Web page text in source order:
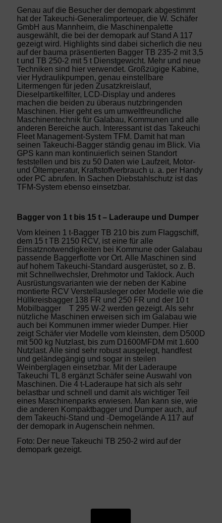
Genau auf die Besucher der demopark abgestimmt
hat der Takeuchi-Generalimporteuer, die W. Schäfer
GmbH aus Mannheim, die Maschinenpalette
ausgewählt, die bei der demopark auf Stand A 117
gezeigt wird. Highlights sind dabei sicherlich die neu
auf der bauma präsentierten Bagger TB 235-2 mit 3,5
t und TB 250-2 mit 5 t Dienstgewicht. Mehr und neue
Techniken sind hier verwendet. Großzügige Kabine,
vier Hydraulikpumpen, genau einstellbare
Litermengen für jeden Zusatzkreislauf,
Dieselpartikelfilter, LCD-Display und anderes
machen die beiden zu überaus nutzbringenden
Maschinen. Hier geht es um umweltfreundliche
Maschinentechnik für Galabau, Kommunen und alle
anderen Bereiche auch. Interessant ist das Takeuchi
Fleet Management-System TFM. Damit hat man
seinen Takeuchi-Bagger ständig genau im Blick. Via
GPS kann man kontinuierlich seinen Standort
feststellen und bis zu 50 Daten wie Laufzeit, Motor-
und Öltemperatur, Kraftstoffverbrauch u. a. per Handy
oder PC abrufen. In Sachen Diebstahlschutz ist das
TFM-System ebenso einsetzbar.
Bagger von 1 t bis 15 t – Laderaupe und Dumper
Vom kleinen 1 t-Bagger TB 210 bis zum Flaggschiff,
dem 15 t TB 2150 RCV, ist eine für alle
Einsatznotwendigkeiten bei Kommune oder Galabau
passende Baggerflotte vor Ort. Alle Maschinen sind
auf hohem Takeuchi-Standard ausgerüstet, so z. B.
mit Schnellwechsler, Drehmotor und Taklock. Auch
Ausrüstungsvarianten wie der neben der Kabine
montierte RCV Verstellausleger oder Modelle wie die
Hüllkreisbagger 138 FR und 250 FR und der 10 t
Mobilbagger T 295 W-2 werden gezeigt. Als sehr
nützliche Maschinen erweisen sich im Galabau wie
auch bei Kommunen immer wieder Dumper. Hier
zeigt Schäfer vier Modelle vom kleinsten, dem D500D
mit 500 kg Nutzlast, bis zum D1600MFDM mit 1.600
Nutzlast. Alle sind sehr robust ausgelegt, handfest
und geländegängig und sogar in steilen
Weinberglagen einsetzbar. Mit der Laderaupe
Takeuchi TL 8 ergänzt Schäfer seine Auswahl von
Maschinen. Die 4 t-Laderaupe hat sich als sehr
belastbar und schnell und damit als wichtiger Teil
eines Maschinenparks erwiesen. Man kann sie, wie
die anderen Kompaktbagger und Dumper auch, auf
dem Takeuchi-Stand und -Demogelände A 117 auf
der demopark in Augenschein nehmen.
Foto: Der neue Takeuchi TB 250-2 wird auf der
demopark gezeigt.